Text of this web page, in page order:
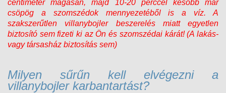
centiméter magasan, majd 10-20 perccel később már
csöpög a szomszédok mennyezetéből is a víz. A
szakszerűtlen villanybojler beszerelés miatt egyetlen
biztosító sem fizeti ki az Ön és szomszédai kárát! (A lakás-
vagy társasház biztosítás sem)
Milyen sűrűn kell elvégezni a
villanybojler karbantartást?